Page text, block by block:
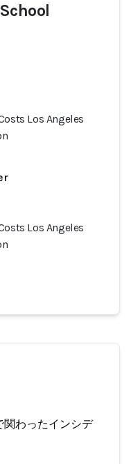
Los Angeles
Los Angeles
関わったインシデ